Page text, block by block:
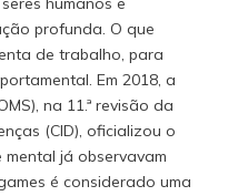
profunda. O que
de trabalho, para
Em 2018, a
na 11.ª revisão da
(CID), oficializou o
já observavam
é considerado uma